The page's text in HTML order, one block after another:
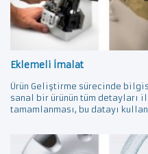
Eklemeli İmalat
Ürün Geliştirme sürecinde
sanal bir ürünün tüm detayları
tamamlanması, bu datayı